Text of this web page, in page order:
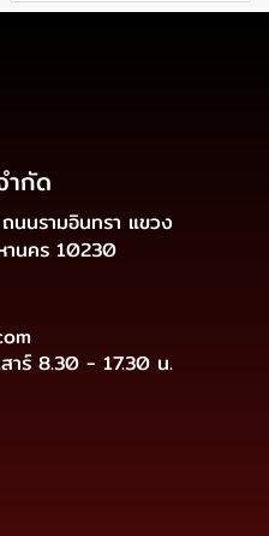
ำกัด
นนรามอินทรา แขวง
านคร 10230
าร์ 8.30 - 17.30 น.